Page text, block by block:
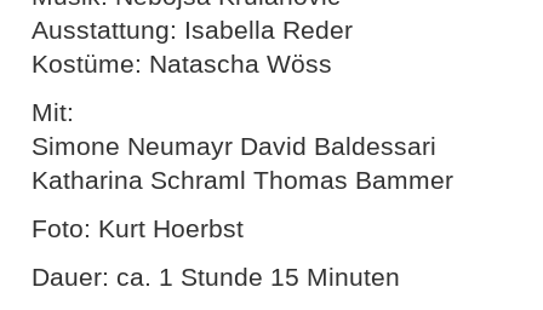
Ausstattung: Isabella Reder
Kostüme: Natascha Wöss
Mit:
Simone Neumayr David Baldessari
Katharina Schraml Thomas Bammer
Foto: Kurt Hoerbst
Dauer: ca. 1 Stunde 15 Minuten